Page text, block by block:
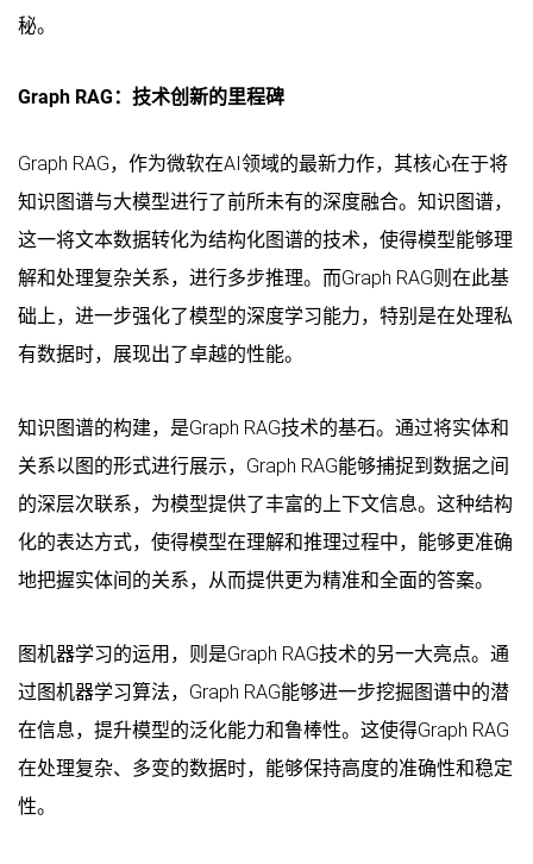
秘。
Graph RAG：技术创新的里程碑
Graph RAG，作为微软在AI领域的最新力作，其核心在于将
知识图谱与大模型进行了前所未有的深度融合。知识图谱，
这一将文本数据转化为结构化图谱的技术，使得模型能够理
解和处理复杂关系，进行多步推理。而Graph RAG则在此基
础上，进一步强化了模型的深度学习能力，特别是在处理私
有数据时，展现出了卓越的性能。
知识图谱的构建，是Graph RAG技术的基石。通过将实体和
关系以图的形式进行展示，Graph RAG能够捕捉到数据之间
的深层次联系，为模型提供了丰富的上下文信息。这种结构
化的表达方式，使得模型在理解和推理过程中，能够更准确
地把握实体间的关系，从而提供更为精准和全面的答案。
图机器学习的运用，则是Graph RAG技术的另一大亮点。通
过图机器学习算法，Graph RAG能够进一步挖掘图谱中的潜
在信息，提升模型的泛化能力和鲁棒性。这使得Graph RAG
在处理复杂、多变的数据时，能够保持高度的准确性和稳定
性。